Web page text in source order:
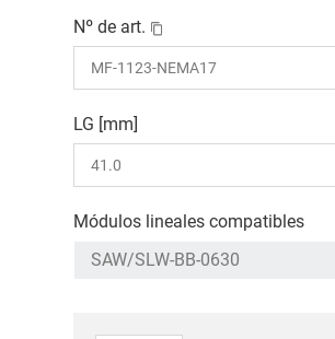
Nº de art.
LG [mm]
Módulos lineales compatibles